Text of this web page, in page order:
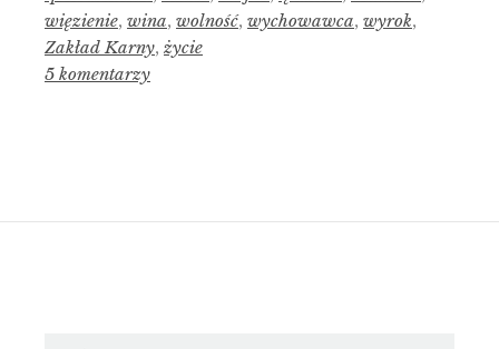
więzienie, wina, wolność, wychowawca, wyrok,
Zakład Karny, życie
5 komentarzy